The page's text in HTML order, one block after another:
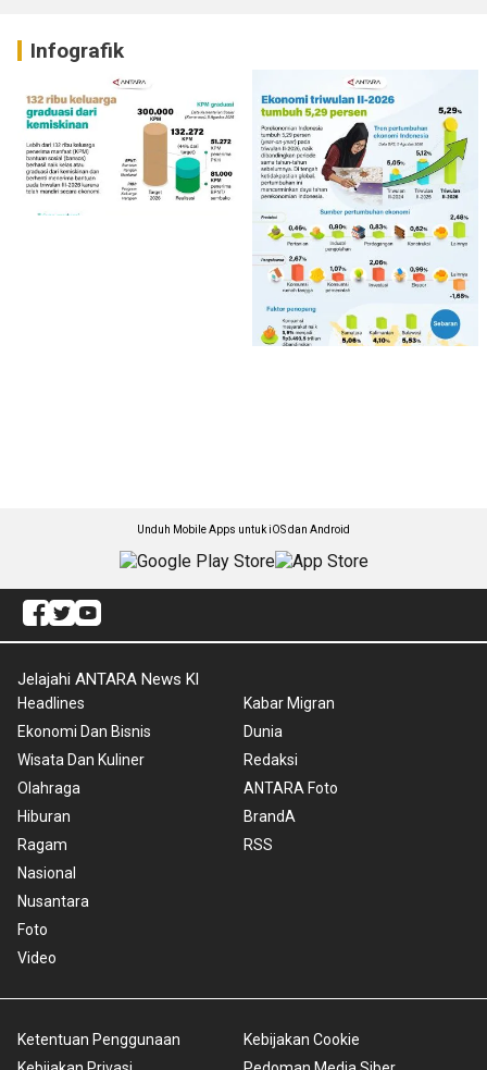
Infografik
Unduh Mobile Apps untuk iOS dan Android
Jelajahi ANTARA News Kl
Headlines
Ekonomi Dan Bisnis
Wisata Dan Kuliner
Olahraga
Hiburan
Ragam
Nasional
Nusantara
Foto
Video
Kabar Migran
Dunia
Redaksi
ANTARA Foto
BrandA
RSS
Ketentuan Penggunaan
Kebijakan Cookie